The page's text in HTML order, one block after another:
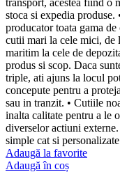
stoca si expedia
producator toata gama
cutii mari la cele mici, de
maritim la cele de
produs si scop. Daca
triple, ati ajuns la locul
concepute pentru a
sau in tranzit. • Cutiile
inalta calitate pentru a le
diverselor actiuni
simple cat si
Adaugă la favorite
Adaugă în coș